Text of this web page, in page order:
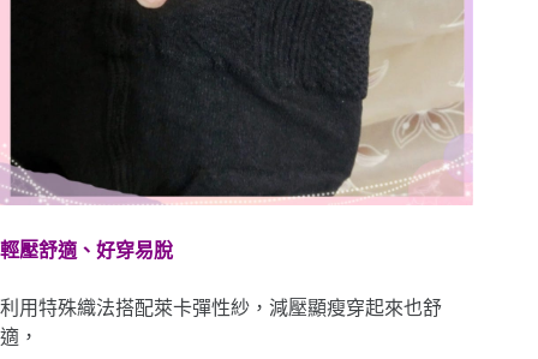
輕壓舒適、好穿易脫
利用特殊織法搭配萊卡彈性紗，減壓顯瘦穿起來也舒
適，